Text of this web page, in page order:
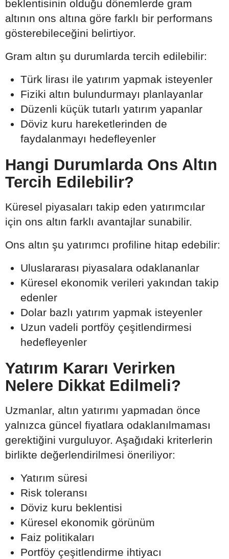
beklentisinin olduğu dönemlerde gram
altının ons altına göre farklı bir performans
gösterebileceğini belirtiyor.
Gram altın şu durumlarda tercih edilebilir:
Türk lirası ile yatırım yapmak isteyenler
Fiziki altın bulundurmayı planlayanlar
Düzenli küçük tutarlı yatırım yapanlar
Döviz kuru hareketlerinden de
faydalanmayı hedefleyenler
Hangi Durumlarda Ons Altın
Tercih Edilebilir?
Küresel piyasaları takip eden yatırımcılar
için ons altın farklı avantajlar sunabilir.
Ons altın şu yatırımcı profiline hitap edebilir:
Uluslararası piyasalara odaklananlar
Küresel ekonomik verileri yakından takip
edenler
Dolar bazlı yatırım yapmak isteyenler
Uzun vadeli portföy çeşitlendirmesi
hedefleyenler
Yatırım Kararı Verirken
Nelere Dikkat Edilmeli?
Uzmanlar, altın yatırımı yapmadan önce
yalnızca güncel fiyatlara odaklanılmaması
gerektiğini vurguluyor. Aşağıdaki kriterlerin
birlikte değerlendirilmesi öneriliyor:
Yatırım süresi
Risk toleransı
Döviz kuru beklentisi
Küresel ekonomik görünüm
Faiz politikaları
Portföy çeşitlendirme ihtiyacı